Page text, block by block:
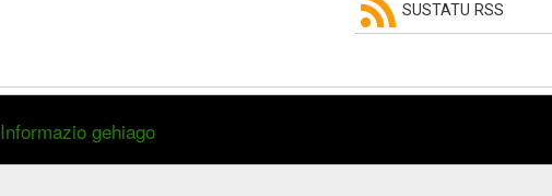
Informazio gehiago
SUSTATU RSS